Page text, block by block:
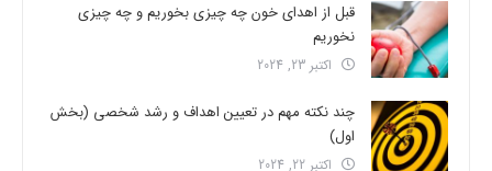
قبل از اهدای خون چه چیزی بخوریم و چه چیزی
نخوریم
اکتبر 23, 2024
چند نکته مهم در تعیین اهداف و رشد شخصی (بخش
اول)
اکتبر 22, 2024